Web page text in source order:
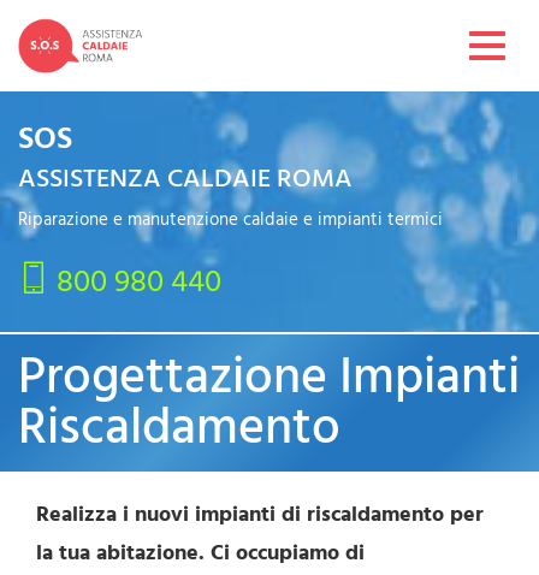
SOS
ASSISTENZA CALDAIE ROMA
Riparazione e manutenzione caldaie e impianti termici
800 980 440
Progettazione Impianti
Riscaldamento
Realizza i nuovi impianti di riscaldamento per
la tua abitazione. Ci occupiamo di